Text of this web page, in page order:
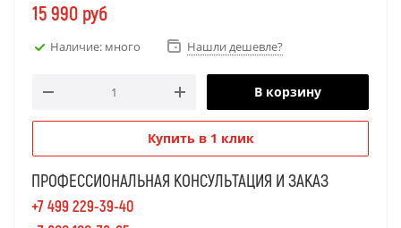
15 990 руб
Наличие: много Нашли дешевле?
В корзину
Купить в 1 клик
ПРОФЕССИОНАЛЬНАЯ КОНСУЛЬТАЦИЯ И ЗАКАЗ
+7 499 229-39-40